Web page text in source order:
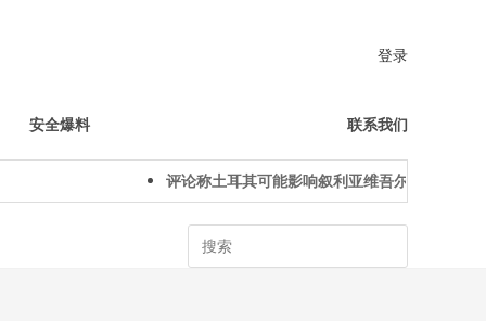
登录
安全爆料 联系我们
评论称土耳其可能影响叙利亚维吾尔人下一代身份
Search